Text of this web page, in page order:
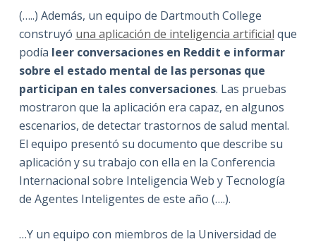
(…..) Además, un equipo de Dartmouth College
construyó una aplicación de inteligencia artificial que
podía leer conversaciones en Reddit e informar
sobre el estado mental de las personas que
participan en tales conversaciones. Las pruebas
mostraron que la aplicación era capaz, en algunos
escenarios, de detectar trastornos de salud mental.
El equipo presentó su documento que describe su
aplicación y su trabajo con ella en la Conferencia
Internacional sobre Inteligencia Web y Tecnología
de Agentes Inteligentes de este año (….).
…Y un equipo con miembros de la Universidad de